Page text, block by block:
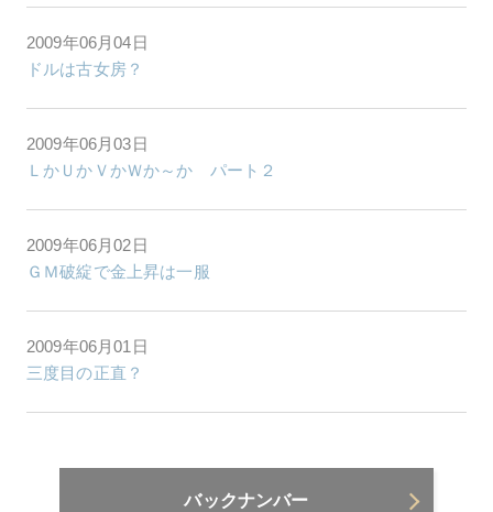
2009年06月04日
ドルは古女房？
2009年06月03日
ＬかＵかＶかＷか～か パート２
2009年06月02日
ＧＭ破綻で金上昇は一服
2009年06月01日
三度目の正直？
バックナンバー